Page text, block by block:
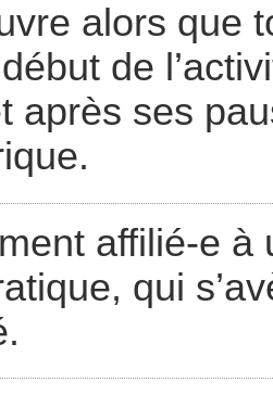
alors que
de
après ses
affilié-e à
qui